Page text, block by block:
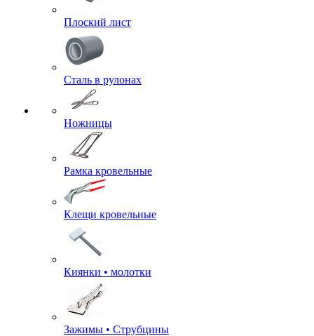
Плоский лист
Сталь в рулонах
Ножницы
Рамка кровельные
Клещи кровельные
Киянки • молотки
Зажимы • Струбцины